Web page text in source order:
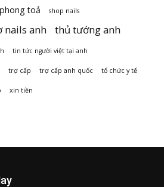
phong toả shop nails
nails anh thủ tướng anh
tin tức người việt tại anh
trợ cấp trợ cấp anh quốc tổ chức y tế
xin tiền